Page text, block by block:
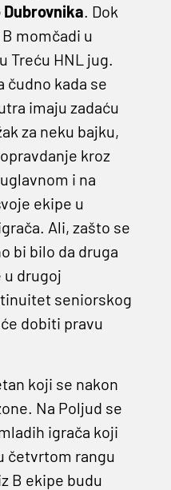
Dubrovnika. Dok
momčadi u
Treću HNL jug.
čudno kada se
imaju zadaću
za neku bajku,
kroz
i na
ekipe u
Ali, zašto se
bi bilo da druga
u drugoj
seniorskog
dobiti pravu
koji se nakon
Na Poljud se
igrača koji
četvrtom rangu
B ekipe budu